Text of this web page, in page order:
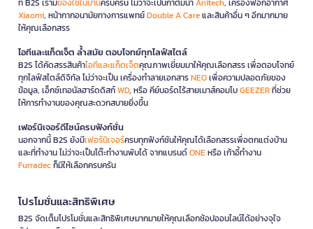
ที่ B2S เรามีของใช้ในบ้านครบครัน ไม่ว่าจะเป็นกาต้มน้ำAnitech, เครื่องฟอกอากาศ
Xiaomi, หน้ากากอนามัยทางการแพทย์Double A Careและสินค้าอื่น ๆ อีกมากมาย
ให้คุณเลือกสรร
ไอทีและแก็ดเจ็ต ล้ำสมัย ตอบโจทย์ทุกไลฟ์สไตล์
B2S ได้คัดสรรสินค้าไอทีและแก็ดเจ็ตคุณภาพเยี่ยมมาให้คุณเลือกสรร เพื่อตอบโจทย์
ทุกไลฟ์สไตล์ดิจิทัล ไม่ว่าจะเป็น เครื่องทำลายเอกสารNEOเพื่อความปลอดภัยของ
ข้อมูล, เอ็กซ์เทอนัลฮาร์ดดิสก์WD, หรือ คีย์บอร์ดไร้สายเมาส์คอมโบGEEZERที่ช่วย
ให้การทำงานของคุณสะดวกสบายยิ่งขึ้น
เฟอร์นิเจอร์ดีไซน์ครบฟังก์ชั่น
นอกจากนี้ B2S ยังมีเฟอร์นิเจอร์ครบทุกฟังก์ชันให้คุณได้เลือกสรรเพื่อตกแต่งบ้าน
และที่ทำงาน ไม่ว่าจะเป็นโต๊ะทำงานพับได้ จากแบรนด์ONEหรือ เก้าอี้ทำงาน
Furradecก็มีให้เลือกครบครัน
โปรโมชั่นและสิทธิพิเศษ
B2S จัดเต็มโปรโมชั่นและสิทธิพิเศษมากมายให้คุณเลือกช้อปออนไลน์ได้อย่างจุใจ